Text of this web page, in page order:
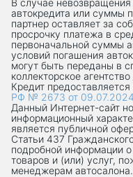
В случае
автокредита или суммы
партнер оставляет за
просрочку платежа в
первоначальной суммы
условий погашения
могут быть переданы в
коллекторское
Кредит
РФ № 2673 от 09.07.2024
Данный Интернет-сaйт
информационный
является публичной
Статьи 437
подробной информации
товаров и (или) услуг,
менеджерам автосалона.